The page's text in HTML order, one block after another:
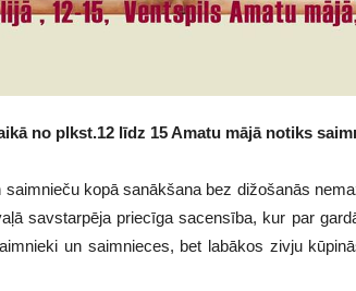
no plkst.12 līdz 15 Amatu mājā notiks
saimnieču kopā sanākšana bez dižošanās
savstarpēja priecīga sacensība, kur par
un saimnieces, bet labākos zivju